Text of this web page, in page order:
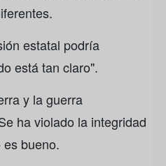
estatal podría
está tan claro".
y la guerra
ha violado la integridad
bueno.